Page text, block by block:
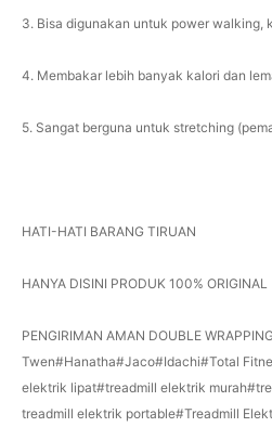
3. Bisa digunakan untuk power walking,
4. Membakar lebih banyak kalori dan
5. Sangat berguna untuk stretching
HATI-HATI BARANG TIRUAN
HANYA DISINI PRODUK 100% ORIGINAL
PENGIRIMAN AMAN DOUBLE
Twen#Hanatha#Jaco#Idachi#Total
elektrik lipat#treadmill elektrik
treadmill elektrik portable#Treadmill